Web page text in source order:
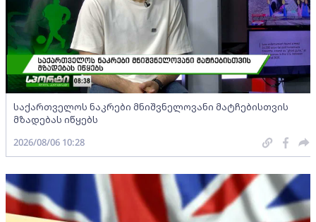
საქართველოს ნაკრები მნიშვნელოვანი მატჩებისთვის
მზადებას იწყებს
2026/08/06 10:28